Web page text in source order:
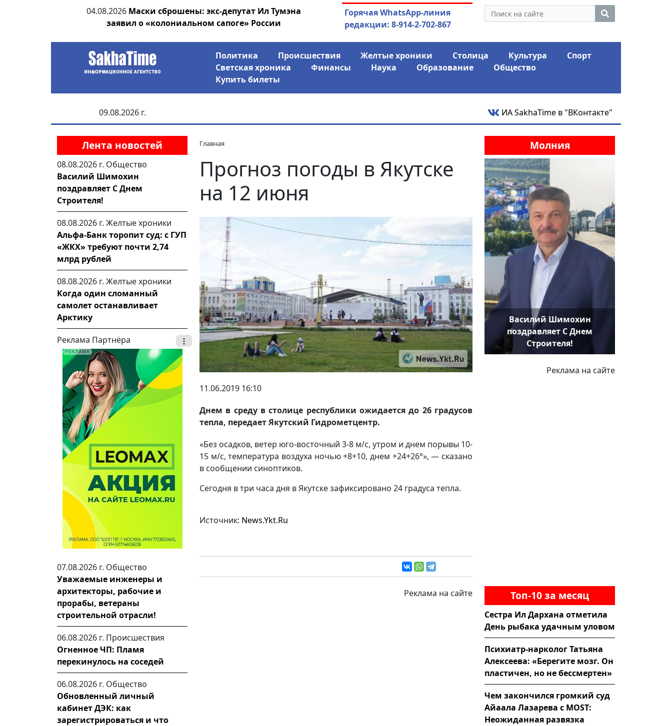
04.08.2026 Маски сброшены: экс-депутат Ил Тумэна
заявил о «колониальном сапоге» России
03.08.2026АЛРОСА ушла в минус и ожидает еще одного
финансового удара
04.08.2026
Горячая WhatsApp-линия
редакции: 8-914-2-702-867
Политика Происшествия Желтые хроники Столица Культура
Спорт
Светская хроника
Финансы Наука Образование
Общество
Купить билеты
09.08.2026 г. ИА SakhaTime в "ВКонтакте"
Лента новостей
08.08.2026 г. Общество
Василий Шимохин
поздравляет С Днем
Строителя!
08.08.2026 г. Желтые хроники
Альфа-Банк торопит суд: с ГУП
«ЖКХ» требуют почти 2,74
млрд рублей
08.08.2026 г. Желтые хроники
Когда один сломанный
самолет останавливает
Арктику
Реклама Партнёра
07.08.2026 г. Общество
Уважаемые инженеры и
архитекторы, рабочие и
прорабы, ветераны
строительной отрасли!
06.08.2026 г. Происшествия
Огненное ЧП: Пламя
перекинулось на соседей
06.08.2026 г. Общество
Обновленный личный
кабинет ДЭК: как
зарегистрироваться и что
Главная
Прогноз погоды в Якутске
на 12 июня
11.06.2019 16:10
Днем в среду в столице республики ожидается до 26 градусов
тепла, передает Якутский Гидрометцентр.
«Без осадков, ветер юго-восточный 3-8 м/с, утром и днем порывы 10-
15 м/с, температура воздуха ночью +8+10, днем +24+26°», — сказано
в сообщении синоптиков.
Сегодня в три часа дня в Якутске зафиксировано 24 градуса тепла.
Источник: News.Ykt.Ru
Реклама на сайте
Молния
Василий Шимохин
поздравляет С Днем
Строителя!
Реклама на сайте
Топ-10 за месяц
Сестра Ил Дархана отметила
День рыбака удачным уловом
Психиатр-нарколог Татьяна
Алексеева: «Берегите мозг. Он
пластичен, но не бессмертен»
Чем закончился громкий суд
Айаала Лазарева с MOST:
Неожиданная развязка